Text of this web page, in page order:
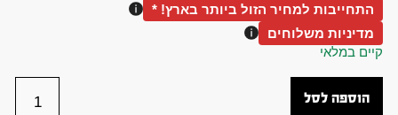
התחייבות למחיר הזול ביותר בארץ! *
מדיניות משלוחים
קיים במלאי
הוספה לסל